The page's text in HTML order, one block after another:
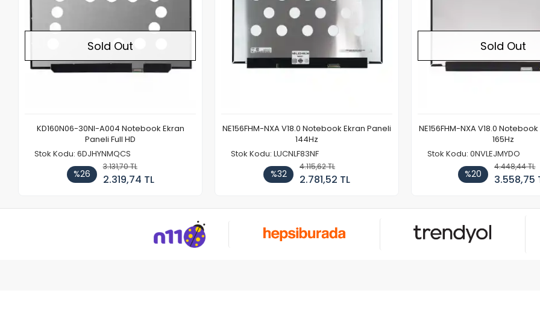
Sold Out
KD160N06-30NI-A004 Notebook Ekran
Paneli Full HD
Stok Kodu: 6DJHYNMQCS
%26
3.131,70 TL
2.319,74 TL
NE156FHM-NXA V18.0 Notebook Ekran Paneli
144Hz
Stok Kodu: LUCNLF83NF
%32
4.115,62 TL
2.781,52 TL
Sold Out
NE156FHM-NXA V18.0
165Hz
Stok Kodu: 0NVLEJMYDO
%20
4.448,44 TL
3.558,75